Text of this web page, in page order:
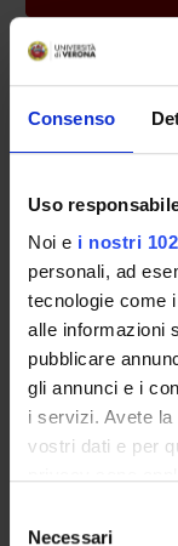
Consenso
Uso
Noi e i nostri
personali, ad
tecnologie come
alle informazioni
pubblicare
gli annunci e i
i servizi. Avete
vostri dati e per
modificare o
delNecessari
SCHOOL OF
AND SURGERY
MALATTIE RARE
COMPLESSE: